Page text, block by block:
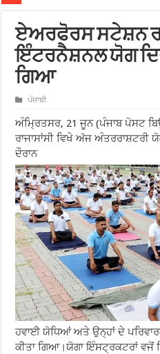
ਏਅਰਫੋਰਸ ਸਟੇਸ਼ਨ
ਇੰਟਰਨੈਸ਼ਨਲ ਯੋਗ
ਗਿਆ
ਪੰਜਾਬੀ
ਅੰਮ੍ਰਿਤਸਰ, 21 ਜੂਨ (ਪੰਜਾਬ ਪੋਸਟ
ਰਾਜਾਸਾਂਸੀ ਵਿਖੇ ਅੱਜ
ਦੌਰਾਨ
ਹਵਾਈ ਯੋਧਿਆਂ ਅਤੇ ਉਨ੍ਹਾਂ ਦੇ
ਕੀਤਾ ਗਿਆ।ਯੋਗਾ ਇੰਸਟ੍ਰਕਟਰਾਂ ਵਜੋਂ